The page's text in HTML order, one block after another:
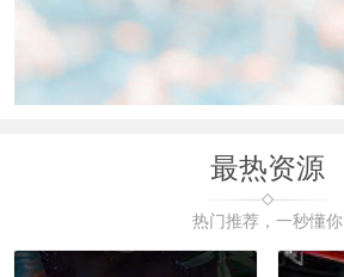
最热资源
热门推荐，一秒懂你